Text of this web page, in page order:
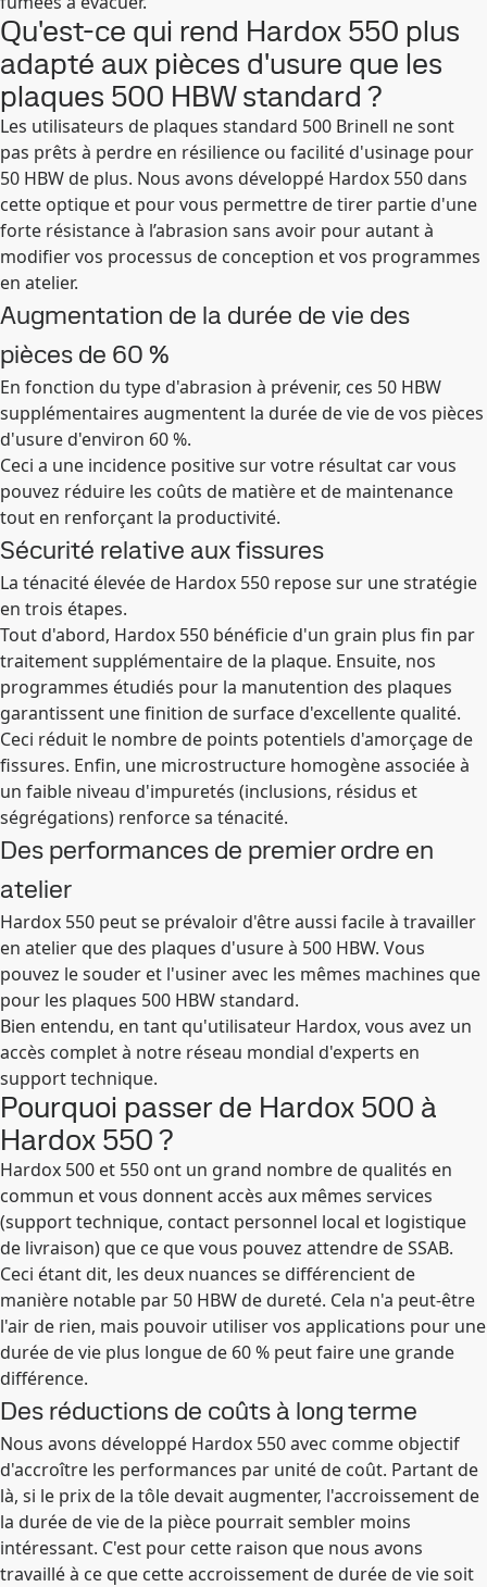
Qu'est-ce qui rend Hardox 550 plus
adapté aux pièces d'usure que les
plaques 500 HBW standard ?
Les utilisateurs de plaques standard 500 Brinell ne sont
pas prêts à perdre en résilience ou facilité d'usinage pour
50 HBW de plus. Nous avons développé Hardox 550 dans
cette optique et pour vous permettre de tirer partie d'une
forte résistance à l’abrasion sans avoir pour autant à
modifier vos processus de conception et vos programmes
en atelier.
Augmentation de la durée de vie des
pièces de 60 %
En fonction du type d'abrasion à prévenir, ces 50 HBW
supplémentaires augmentent la durée de vie de vos pièces
d'usure d'environ 60 %.
Ceci a une incidence positive sur votre résultat car vous
pouvez réduire les coûts de matière et de maintenance
tout en renforçant la productivité.
Sécurité relative aux fissures
La ténacité élevée de Hardox 550 repose sur une stratégie
en trois étapes.
Tout d'abord, Hardox 550 bénéficie d'un grain plus fin par
traitement supplémentaire de la plaque. Ensuite, nos
programmes étudiés pour la manutention des plaques
garantissent une finition de surface d'excellente qualité.
Ceci réduit le nombre de points potentiels d'amorçage de
fissures. Enfin, une microstructure homogène associée à
un faible niveau d'impuretés (inclusions, résidus et
ségrégations) renforce sa ténacité.
Des performances de premier ordre en
atelier
Hardox 550 peut se prévaloir d'être aussi facile à travailler
en atelier que des plaques d'usure à 500 HBW. Vous
pouvez le souder et l'usiner avec les mêmes machines que
pour les plaques 500 HBW standard.
Bien entendu, en tant qu'utilisateur Hardox, vous avez un
accès complet à notre réseau mondial d'experts en
support technique.
Pourquoi passer de Hardox 500 à
Hardox 550 ?
Hardox 500 et 550 ont un grand nombre de qualités en
commun et vous donnent accès aux mêmes services
(support technique, contact personnel local et logistique
de livraison) que ce que vous pouvez attendre de SSAB.
Ceci étant dit, les deux nuances se différencient de
manière notable par 50 HBW de dureté. Cela n'a peut-être
l'air de rien, mais pouvoir utiliser vos applications pour une
durée de vie plus longue de 60 % peut faire une grande
différence.
Des réductions de coûts à long terme
Nous avons développé Hardox 550 avec comme objectif
d'accroître les performances par unité de coût. Partant de
là, si le prix de la tôle devait augmenter, l'accroissement de
la durée de vie de la pièce pourrait sembler moins
intéressant. C'est pour cette raison que nous avons
travaillé à ce que cette accroissement de durée de vie soit